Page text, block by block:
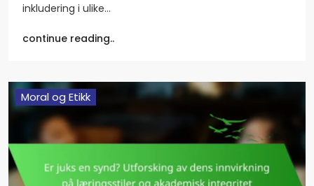
inkludering i ulike…
continue reading..
Moral og Etikk